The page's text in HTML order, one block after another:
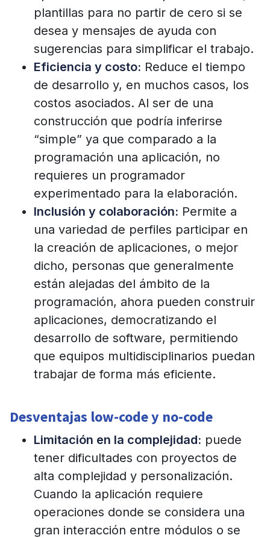
plantillas para no partir de cero si se
desea y mensajes de ayuda con
sugerencias para simplificar el trabajo.
Eficiencia y costo: Reduce el tiempo
de desarrollo y, en muchos casos, los
costos asociados. Al ser de una
construcción que podría inferirse
“simple” ya que comparado a la
programación una aplicación, no
requieres un programador
experimentado para la elaboración.
Inclusión y colaboración: Permite a
una variedad de perfiles participar en
la creación de aplicaciones, o mejor
dicho, personas que generalmente
están alejadas del ámbito de la
programación, ahora pueden construir
aplicaciones, democratizando el
desarrollo de software, permitiendo
que equipos multidisciplinarios puedan
trabajar de forma más eficiente.
Desventajas low-code y no-code
Limitación en la complejidad: puede
tener dificultades con proyectos de
alta complejidad y personalización.
Cuando la aplicación requiere
operaciones donde se considera una
gran interacción entre módulos o se